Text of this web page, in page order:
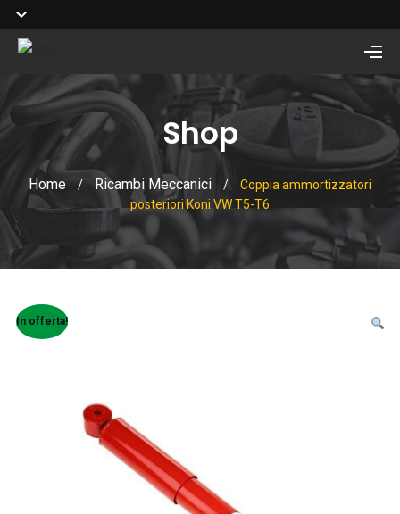
Shop
Home / Ricambi Meccanici /
Coppia ammortizzatori
posteriori Koni VW T5-T6
In offerta!